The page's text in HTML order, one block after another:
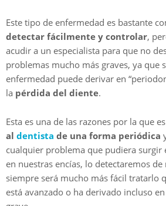
Este tipo de enfermedad es bastante
detectar fácilmente y controlar,
acudir a un especialista para que no
problemas mucho más graves, ya que
enfermedad puede derivar en
la pérdida del diente.
Esta es una de las razones por la que
al dentista de una forma periódica
cualquier problema que pudiera surgir
en nuestras encías, lo detectaremos
siempre será mucho más fácil tratarlo
está avanzado o ha derivado incluso